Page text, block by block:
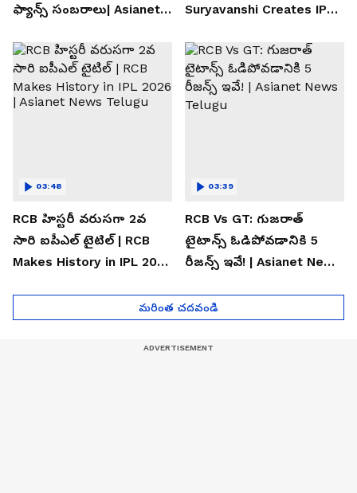
ఫ్యాన్స్ సంబరాలు| Asianet
Suryavanshi Creates IPL
Telugu
RCB హిస్టరీ వరుసగా 2వ
సారి ఐపీఎల్ టైటిల్ | RCB
Makes History in IPL 2026
03:48
RCB Vs GT: గుజరాత్
టైటాన్స్ ఓడిపోవడానికి 5
రీజన్స్ ఇవే! | Asianet News
03:39
మరింత చదవండి